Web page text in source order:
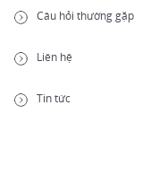
Câu hỏi thường gặp
Liên hệ
Tin tức